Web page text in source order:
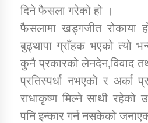
सामाजिक बिकास
दिने फैसला गरेको हो ।
फैसलामा खड्गजीत रोकाया
बुढ्थापा ग्राँहक भएको त्यो
कुनै प्रकारको लेनदेन,विवाद
प्रतिस्पर्धा नभएको र अर्का
राधाकृष्ण मिल्ने साथी रहेको
पनि इन्कार गर्न नसकेको